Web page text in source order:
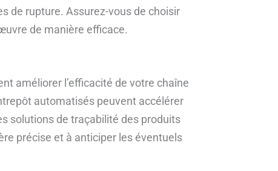
de rupture. Assurez-vous de choisir
de manière efficace.
améliorer l’efficacité de votre chaîne
automatisés peuvent accélérer
solutions de traçabilité des produits
précise et à anticiper les éventuels